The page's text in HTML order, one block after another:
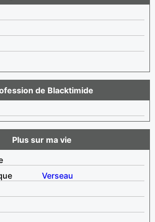
de Blacktimide
Plus sur ma vie
Verseau